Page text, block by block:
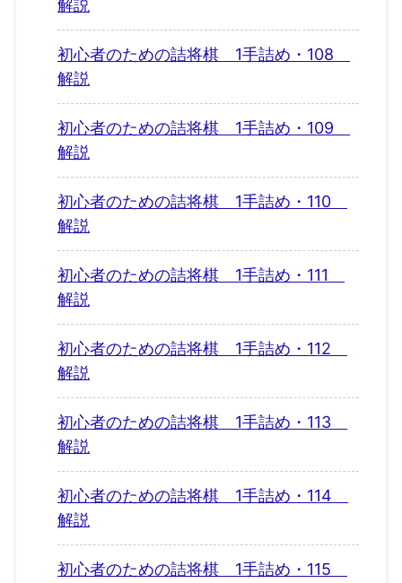
解説
初心者のための詰将棋 1手詰め・108
解説
初心者のための詰将棋 1手詰め・109
解説
初心者のための詰将棋 1手詰め・110
解説
初心者のための詰将棋 1手詰め・111
解説
初心者のための詰将棋 1手詰め・112
解説
初心者のための詰将棋 1手詰め・113
解説
初心者のための詰将棋 1手詰め・114
解説
初心者のための詰将棋 1手詰め・115